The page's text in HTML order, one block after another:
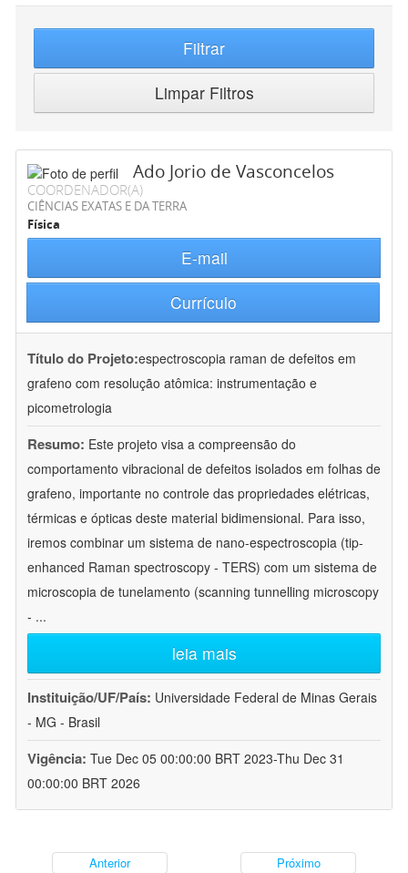
Filtrar
Limpar Filtros
Ado Jorio de Vasconcelos
COORDENADOR(A)
CIÊNCIAS EXATAS E DA TERRA
Física
E-mail
Currículo
Título do Projeto:espectroscopia raman de defeitos em
grafeno com resolução atômica: instrumentação e
picometrologia
Resumo: Este projeto visa a compreensão do
comportamento vibracional de defeitos isolados em folhas de
grafeno, importante no controle das propriedades elétricas,
térmicas e ópticas deste material bidimensional. Para isso,
iremos combinar um sistema de nano-espectroscopia (tip-
enhanced Raman spectroscopy - TERS) com um sistema de
microscopia de tunelamento (scanning tunnelling microscopy
- ...
leia mais
Instituição/UF/País: Universidade Federal de Minas Gerais
- MG - Brasil
Vigência: Tue Dec 05 00:00:00 BRT 2023-Thu Dec 31
00:00:00 BRT 2026
Anterior Próximo